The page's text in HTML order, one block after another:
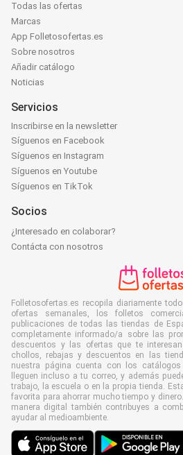
Todas las ofertas
Marcas
App Folletosofertas.es
Sobre nosotros
Añadir catálogo
Noticias
Servicios
Inscribirse en la newsletter
Síguenos en Facebook
Síguenos en Instagram
Síguenos en Youtube
Síguenos en TikTok
Socios
¿Interesado en colaborar?
Contácta con nosotros
Folletosofertas.es recopila diariamente
ofertas semanales, los folletos
publicaciones de todas las tiendas de
completamente informado/a sobre las
descuentos y las ofertas que te
chollos, rebajas y descuentos en las
nuestra página cuenta con los
lleguen incluso a tu correo, y además
trabajo, la escuela o en la propia tienda.
favorita para ahorrar mucho tiempo y
manera digital también contribuyes a
ayudar al medioambiente.